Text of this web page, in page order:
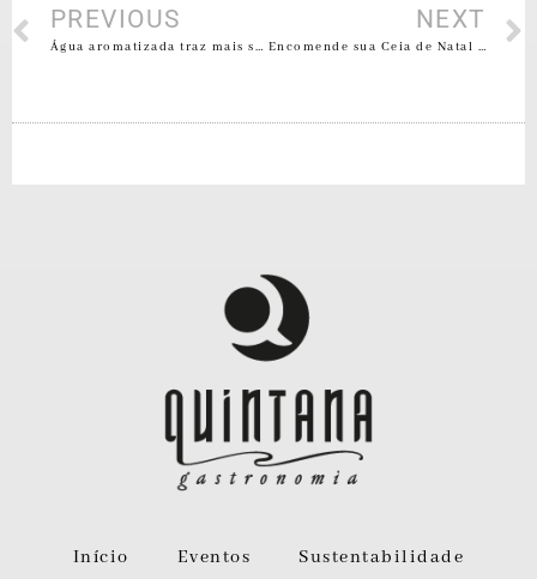
PREVIOUS
Água aromatizada traz mais saúde e hidratação no verão
NEXT
Encomende sua Ceia de Natal 2025 no Quintana Gastronomia em Curitiba
Início Eventos Sustentabilidade